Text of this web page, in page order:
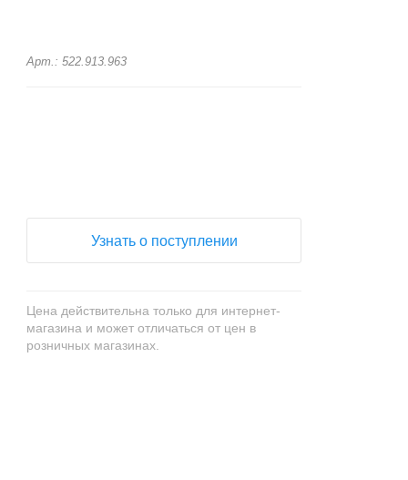
Арт.: 522.913.963
Узнать о поступлении
Цена действительна только для интернет-
магазина и может отличаться от цен в
розничных магазинах.